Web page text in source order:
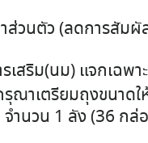
ส่วนตัว (ลดการสัมผั
รเสริม(นม) แจกเฉพ
ณาเตรียมถุงขนาด
จำนวน 1 ลัง (36 กล่